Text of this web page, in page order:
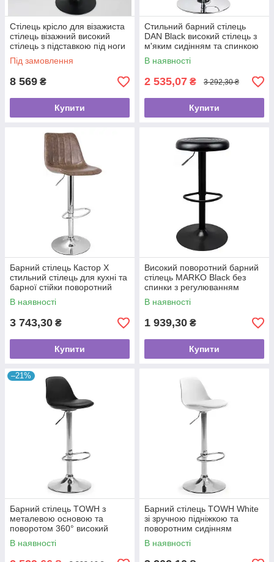
Стілець крісло для візажиста
стілець візажний високий
стілець з підставкою під ноги
для майстрів VM_40
Під замовлення
8 569 ₴
Купити
Стильний барний стілець
DAN Black високий стілець з
м'яким сидінням та спинкою
В наявності
2 535,07 ₴ 3 292,30 ₴
Купити
Барний стілець Кастор Х
стильний стілець для кухні та
барної стійки поворотний
360°
В наявності
3 743,30 ₴
Купити
Високий поворотний барний
стілець MARKO Black без
спинки з регулюванням
висоти для дому та кафе
В наявності
1 939,30 ₴
Купити
–21%
Барний стілець TOWH з
металевою основою та
поворотом 360° високий
чорний стілець для кухні та
кафе
В наявності
Барний стілець TOWH White
зі зручною підніжкою та
поворотним сидінням
Високий стілець для кухні
кафе та бару
В наявності